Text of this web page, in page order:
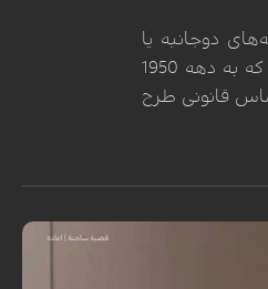
دوجانبه یا
چندجانبه بین کشورهای متخاصم وجود داشته باشد. او اشاره کرد که روابط قانونی بین ایران و ایالات متحده در گذشته به معاهده دوجانبه‌ای که به دهه 1950
قانونی طرح